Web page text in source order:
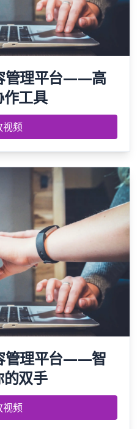
管理平台——高
工具
视频
管理平台——智
双手
视频